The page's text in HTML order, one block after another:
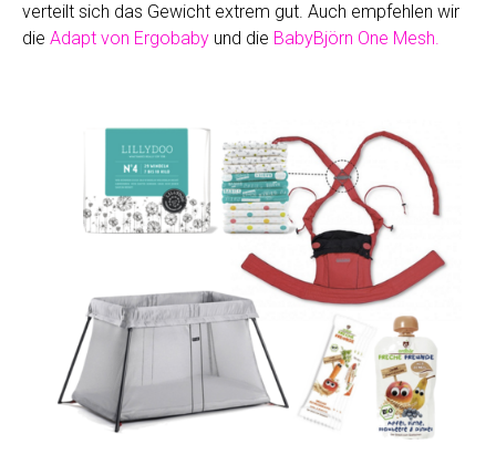
verteilt sich das Gewicht extrem gut. Auch empfehlen wir
die Adapt von Ergobaby und die BabyBjörn One Mesh.